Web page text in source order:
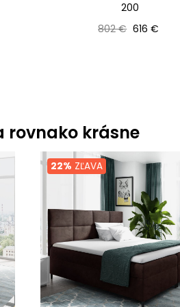
200
Bežná cena
802 € Cena
616 €
rovnako krásne
22% ZĽAVA